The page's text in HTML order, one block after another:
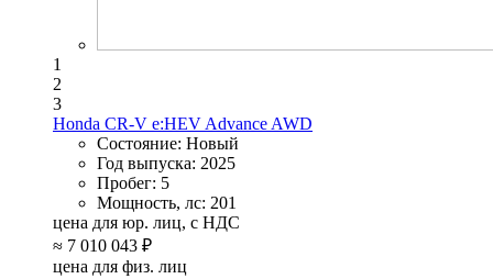
1
2
3
Honda CR-V e:HEV Advance AWD
Состояние: Новый
Год выпуска: 2025
Пробег: 5
Мощность, лс: 201
цена для юр. лиц, с НДС
≈ 7 010 043 ₽
цена для физ. лиц